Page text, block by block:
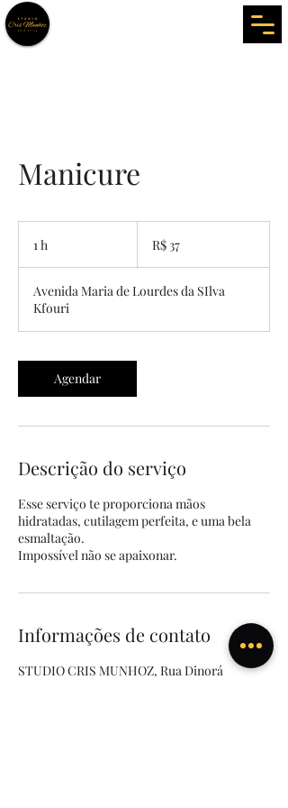
Manicure
1 h
brasileiros
R$ 37
Avenida Maria de Lourdes da SIlva
Kfouri
Agendar
Descrição do serviço
Esse serviço te proporciona mãos
hidratadas, cutilagem perfeita, e uma bela
esmaltação.
Impossível não se apaixonar.
Informações de contato
STUDIO CRIS MUNHOZ, Rua Dinorá